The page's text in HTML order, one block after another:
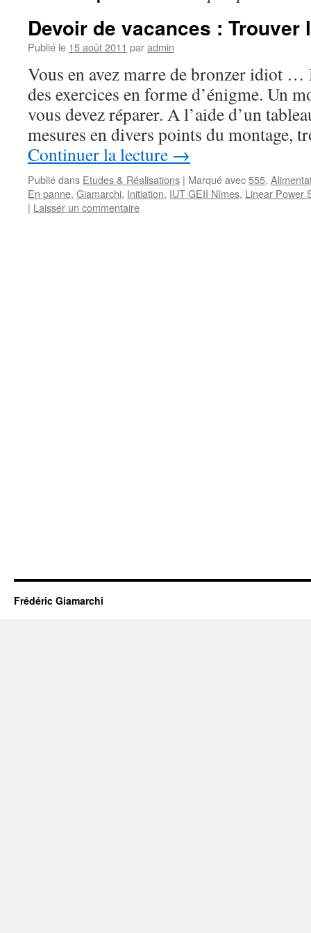
Devoir de vacances : Trouver
Publié le 15 août 2011 paradmin
Vous en avez marre de bronzer idiot …
des exercices en forme d’énigme. Un
vous devez réparer. A l’aide d’un
mesures en divers points du montage,
Continuer la lecture →
Publié dans Etudes & Réalisations | Marqué avec555,
En panne, Giamarchi, Initiation, IUT GEII Nîmes, Linear Power
| Laisser un commentaire
Frédéric Giamarchi